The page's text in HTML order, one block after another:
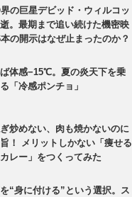
の巨星デビッド・ウィルコッ
。最期まで追い続けた機密映
の開示はなぜ止まったのか？
体感−15℃。夏の炎天下を乗
「冷感ポンチョ」
炒めない、肉も焼かないのに
！ メリットしかない「痩せる
レー」をつくってみた
“身に付ける”という選択。ス